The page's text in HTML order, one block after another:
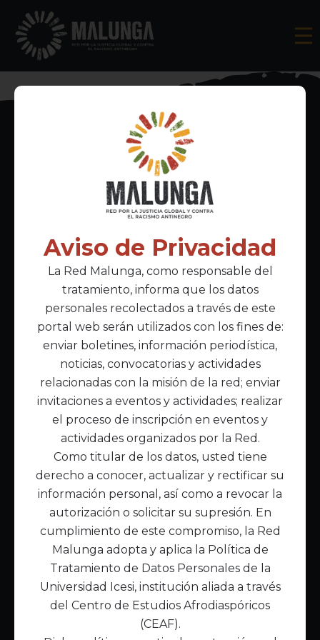
Inscríbete al boletín informativo
Acepto lapolítica de privacidad
Enlaces Principales
Inicio
Acerca de Malunga
Nuestra misión
Quiénes somos
Enlaces de interés
Publicaciones
Noticias
Contáctanos
Política de Tratamiento de Datos
Aviso de Privacidad
La Red Malunga, como responsable del
tratamiento, informa que los datos
personales recolectados a través de este
portal web serán utilizados con los fines de:
enviar boletines, información periodística,
noticias, convocatorias y actividades
relacionadas con la misión de la red; enviar
invitaciones a eventos y actividades; realizar
el proceso de inscripción en eventos y
actividades organizados por la Red.
Como titular de los datos, usted tiene
derecho a conocer, actualizar y rectificar su
información personal, así como a revocar la
autorización o solicitar su supresión. En
cumplimiento de este compromiso, la Red
Malunga adopta y aplica la Política de
Tratamiento de Datos Personales de la
Universidad Icesi, institución aliada a través
del Centro de Estudios Afrodiaspóricos
(CEAF).